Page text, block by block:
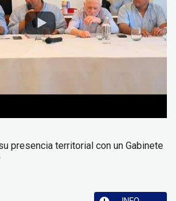
presencia territorial con un Gabinete